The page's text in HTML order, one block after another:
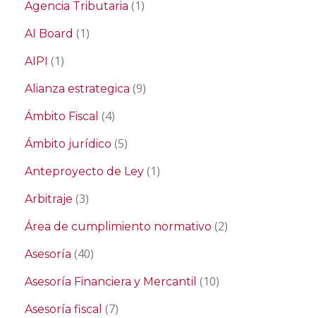
Agencia Tributaria (1)
AI Board (1)
AIPI (1)
Alianza estrategica (9)
Ámbito Fiscal (4)
Ámbito jurídico (5)
Anteproyecto de Ley (1)
Arbitraje (3)
Área de cumplimiento normativo (2)
Asesoría (40)
Asesoría Financiera y Mercantil (10)
Asesoría fiscal (7)